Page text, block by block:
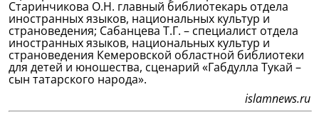
Старинчикова О.Н. главный библиотекарь отдела
иностранных языков, национальных культур и
страноведения; Сабанцева Т.Г. – специалист отдела
иностранных языков, национальных культур и
страноведения Кемеровской областной библиотеки
для детей и юношества, сценарий «Габдулла Тукай –
сын татарского народа».
islamnews.ru